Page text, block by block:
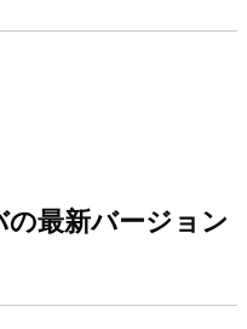
最新バージョン